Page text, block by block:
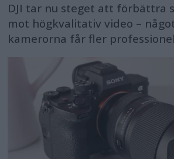
DJI tar nu steget att förbättra
mot högkvalitativ video –
kamerorna får fler